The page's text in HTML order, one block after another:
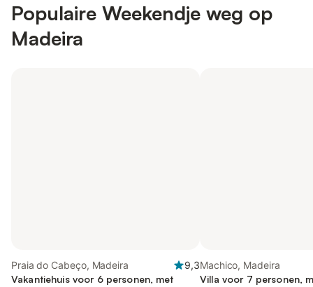
Populaire Weekendje weg op
Madeira
Praia do Cabeço, Madeira
9,3
Vakantiehuis voor 6 personen, met
Machico, Madeira
Villa voor 7 personen,